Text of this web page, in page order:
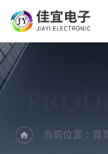
当前位置：首